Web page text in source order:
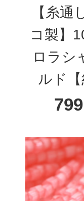
【糸通
コ製】
ロラシ
ルド【